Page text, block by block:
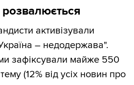
розвалюється
активізували
– недодержава".
зафіксували майже 550
(12% від усіх новин про